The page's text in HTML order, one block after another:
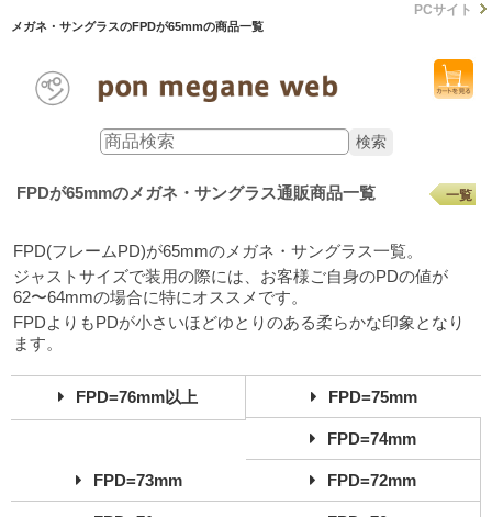
メガネ・サングラスのFPDが65mmの商品一覧
PCサイト
FPDが65mmのメガネ・サングラス通販商品一覧
FPD(フレームPD)が65mmのメガネ・サングラス一覧。
ジャストサイズで装用の際には、お客様ご自身のPDの値が
62〜64mmの場合に特にオススメです。
FPDよりもPDが小さいほどゆとりのある柔らかな印象となり
ます。
FPD=76mm以上 FPD=75mm
FPD=74mm
FPD=73mm FPD=72mm
一覧